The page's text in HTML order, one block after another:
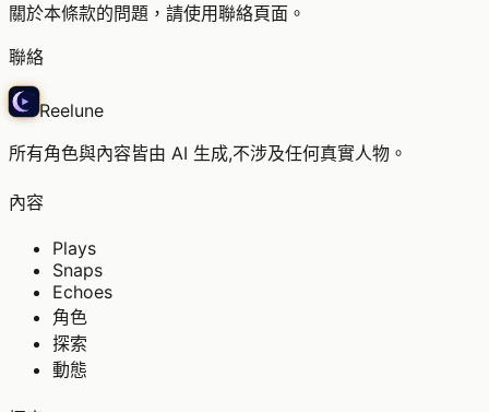
關於本條款的問題，請使用聯絡頁面。
聯絡
Reelune
所有角色與內容皆由 AI 生成,不涉及任何真實人物。
內容
Plays
Snaps
Echoes
角色
探索
動態